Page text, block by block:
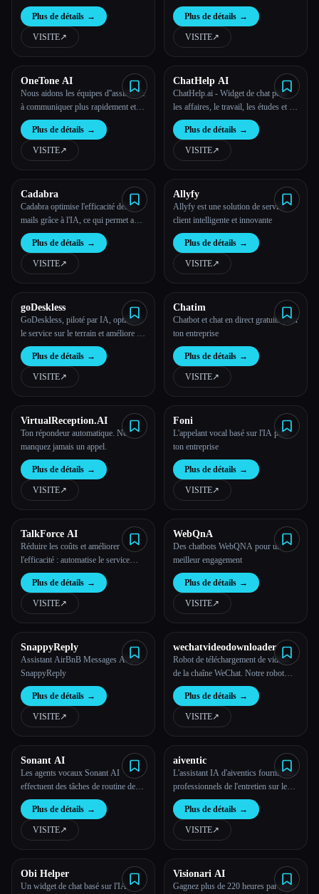
Plus de détails →
VISITE↗︎
Plus de détails →
VISITE↗︎
OneTone AI
Nous aidons les équipes d''assistance
à communiquer plus rapidement et
avec plus de précision
Plus de détails →
VISITE↗︎
ChatHelp AI
ChatHelp.ai - Widget de chat pour
les affaires, le travail, les études et le
site Web alimenté par l''IA.
Plus de détails →
VISITE↗︎
Cadabra
Cadabra optimise l'efficacité des e-
mails grâce à l'IA, ce qui permet aux
utilisateurs de gagner du temps
lorsqu'ils lisent, écrivent, répondent
et révisent leurs e-mails.
Plus de détails →
VISITE↗︎
Allyfy
Allyfy est une solution de service
client intelligente et innovante
Plus de détails →
VISITE↗︎
goDeskless
GoDeskless, piloté par IA, optimise
le service sur le terrain et améliore la
satisfaction de ses clients
Plus de détails →
VISITE↗︎
Chatim
Chatbot et chat en direct gratuits pour
ton entreprise
Plus de détails →
VISITE↗︎
VirtualReception.AI
Ton répondeur automatique. Ne
manquez jamais un appel.
Plus de détails →
VISITE↗︎
Foni
L'appelant vocal basé sur l'IA pour
ton entreprise
Plus de détails →
VISITE↗︎
TalkForce AI
Réduire les coûts et améliorer
l'efficacité : automatise le service
client grâce à l'IA
Plus de détails →
VISITE↗︎
WebQnA
Des chatbots WebQNA pour un
meilleur engagement
Plus de détails →
VISITE↗︎
SnappyReply
Assistant AirBnB Messages AI par
SnappyReply
Plus de détails →
VISITE↗︎
wechatvideodownloader
Robot de téléchargement de vidéos
de la chaîne WeChat. Notre robot
permet de télécharger facilement et
rapidement les vidéos des chaînes
WeChat.
Plus de détails →
VISITE↗︎
Sonant AI
Les agents vocaux Sonant AI
effectuent des tâches de routine de
bout en bout et passent des appels
dans les agences d'assurance.
Automatisez 90 % des tâches :
renouvellements de polices,
l'IA, recouvrements, réceptionnist
Plus de détails →
VISITE↗︎
aiventic
L'assistant IA d'aiventics fournit aux
professionnels de l'entretien sur le
terrain des conseils étape par étape,
l'identification des pièces et les
informations nécessaires pour
effectuer toute réparation.
Plus de détails →
VISITE↗︎
Obi Helper
Un widget de chat basé sur l'IA
Visionari AI
Gagnez plus de 220 heures par mois